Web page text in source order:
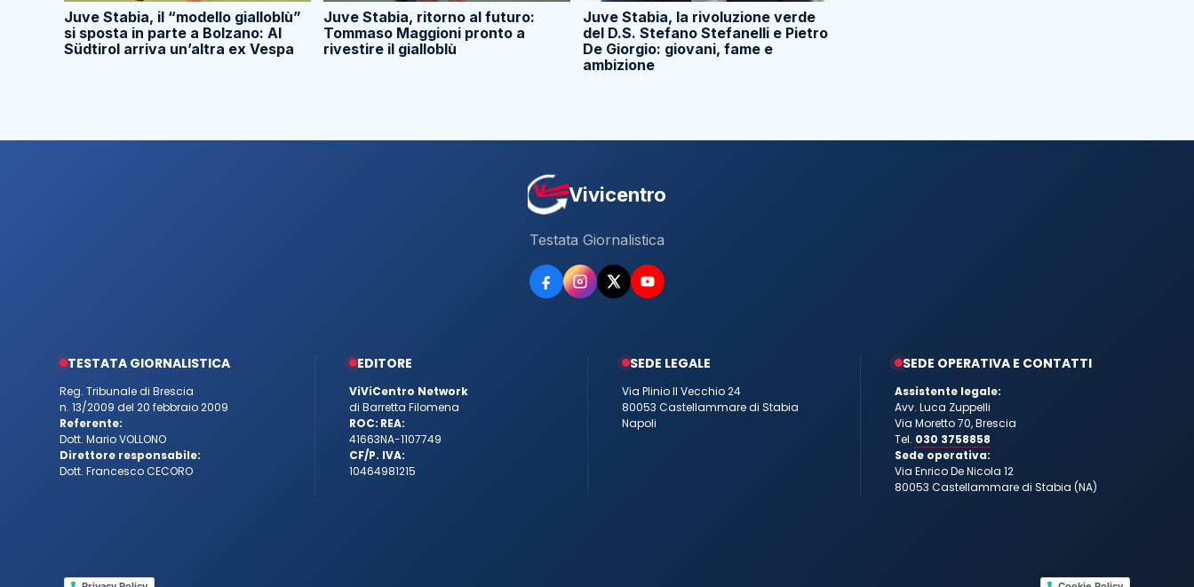
Juve Stabia, il “modello gialloblù”
si sposta in parte a Bolzano: Al
Südtirol arriva un’altra ex Vespa
Juve Stabia, ritorno al futuro:
Tommaso Maggioni pronto a
rivestire il gialloblù
Juve Stabia, la rivoluzione verde
del D.S. Stefano Stefanelli e Pietro
De Giorgio: giovani, fame e
ambizione
Vivicentro
Testata Giornalistica
TESTATA GIORNALISTICA
Reg. Tribunale di Brescia
n. 13/2009 del 20 febbraio 2009
Referente:
Dott. Mario VOLLONO
Direttore responsabile:
Dott. Francesco CECORO
EDITORE
ViViCentro Network
di Barretta Filomena
ROC:
41663
REA:
NA-1107749
CF/P. IVA:
10464981215
SEDE LEGALE
Via Plinio Il Vecchio 24
80053 Castellammare di Stabia
Napoli
SEDE OPERATIVA E CONTATTI
Assistente legale:
Avv. Luca Zuppelli
Via Moretto 70, Brescia
Tel. 030 3758858
Sede operativa:
Via Enrico De Nicola 12
80053 Castellammare di Stabia (NA)